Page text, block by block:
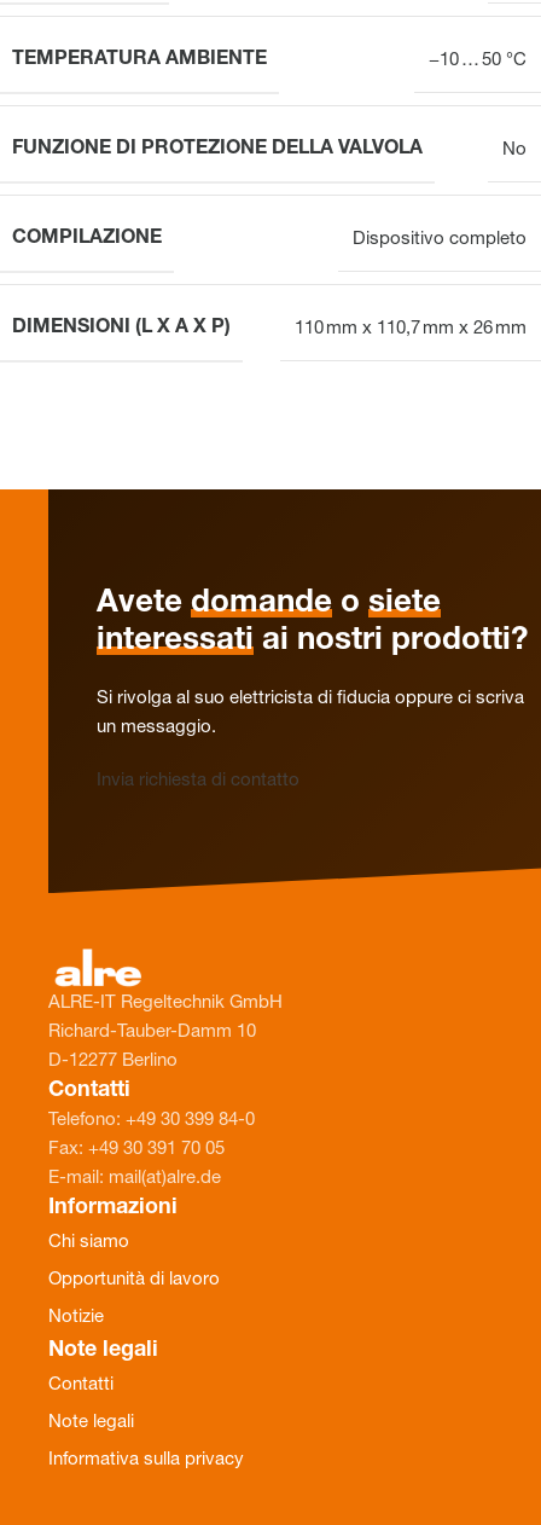
TEMPERATURA AMBIENTE −10 … 50 °C
FUNZIONE DI PROTEZIONE DELLA VALVOLA No
COMPILAZIONE Dispositivo completo
DIMENSIONI (L X A X P) 110 mm x 110,7 mm x 26 mm
Avete domande o siete
interessati ai nostri prodotti?
Si rivolga al suo elettricista di fiducia oppure ci scriva
un messaggio.
Invia richiesta di contatto
ALRE-IT Regeltechnik GmbH
Richard-Tauber-Damm 10
D-12277 Berlino
Contatti
Telefono: +49 30 399 84-0
Fax: +49 30 391 70 05
E-mail: mail(at)alre.de
Informazioni
Chi siamo
Opportunità di lavoro
Notizie
Note legali
Contatti
Note legali
Informativa sulla privacy